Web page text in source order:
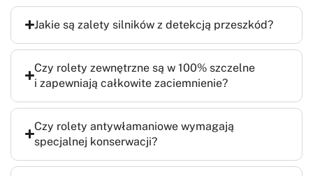
Jakie są zalety silników z detekcją przeszkód?
Czy rolety zewnętrzne są w 100% szczelne
i zapewniają całkowite zaciemnienie?
Czy rolety antywłamaniowe wymagają
specjalnej konserwacji?